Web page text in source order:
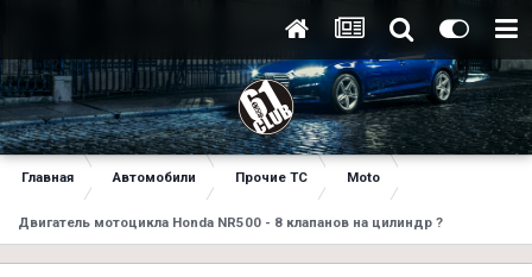
Главная Автомобили Прочие ТС Moto
Двигатель мотоцикла Honda NR500 - 8 клапанов на цилиндр ?